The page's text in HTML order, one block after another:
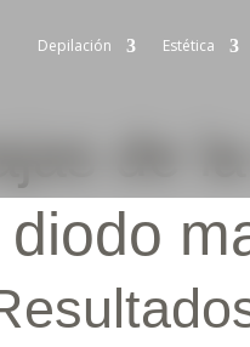
Depilación Estética
de la